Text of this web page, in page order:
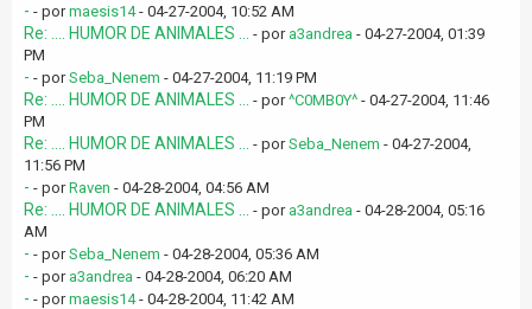
- - pormaesis14- 04-27-2004, 10:52 AM
Re: .... HUMOR DE ANIMALES ... - por a3andrea - 04-27-2004, 01:39
PM
- - porSeba_Nenem - 04-27-2004, 11:19 PM
Re: .... HUMOR DE ANIMALES ... - por^C0MB0Y^ - 04-27-2004, 11:46
PM
Re: .... HUMOR DE ANIMALES ... - porSeba_Nenem - 04-27-2004,
11:56 PM
- - porRaven - 04-28-2004, 04:56 AM
Re: .... HUMOR DE ANIMALES ... - por a3andrea - 04-28-2004, 05:16
AM
- - porSeba_Nenem - 04-28-2004, 05:36 AM
- - por a3andrea - 04-28-2004, 06:20 AM
- - pormaesis14- 04-28-2004, 11:42 AM